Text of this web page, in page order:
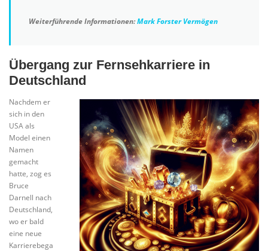
Weiterführende Informationen:Mark Forster Vermögen
Übergang zur Fernsehkarriere in
Deutschland
Nachdem er
sich in den
USA als
Model einen
Namen
gemacht
hatte, zog es
Bruce
Darnell nach
Deutschland,
wo er bald
eine neue
Karrierebega